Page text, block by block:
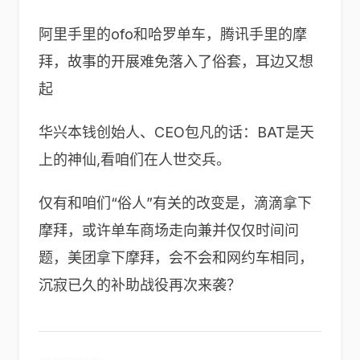
阿里手里的ofo和哈罗单车，腾讯手里的摩
拜，故事的开展难免落入了俗套，耳边又想
起
华兴本钱创始人、CEO包凡的话：BAT是天
上的神仙,看咱们在人世交兵。
仅有和咱们“俗人”有关的改变是，滴滴拿下
摩拜，或许单车商场走向兼并仅仅时间问
题，美团拿下摩拜，会不会和网约车相同，
沉寂已久的补助战役再次来袭？